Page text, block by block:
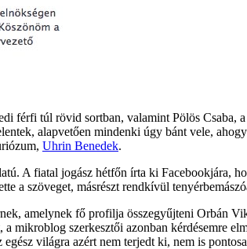
férfi túl rövid sortban, valamint Pölös
alapvetően mindenki úgy bánt vele,
Uhrin Benedek.
A fiatal jogász hétfőn írta ki Facebookjára,
a szöveget, másrészt rendkívül
amelynek fő profilja összegyűjteni Orbán
mikroblog szerkesztői azonban kérdésemre
világra azért nem terjedt ki, nem is